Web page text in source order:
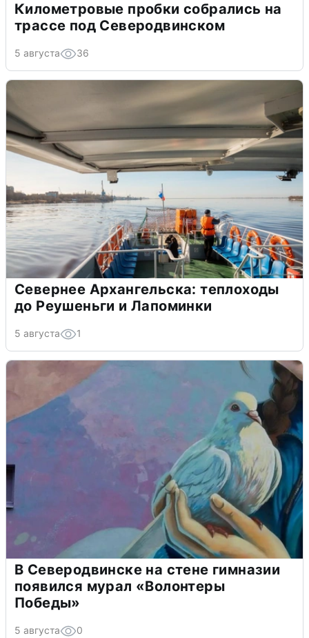
Километровые пробки собрались на
трассе под Северодвинском
5 августа 36
Севернее Архангельска: теплоходы
до Реушеньги и Лапоминки
5 августа 1
В Северодвинске на стене гимназии
появился мурал «Волонтеры
Победы»
5 августа 0